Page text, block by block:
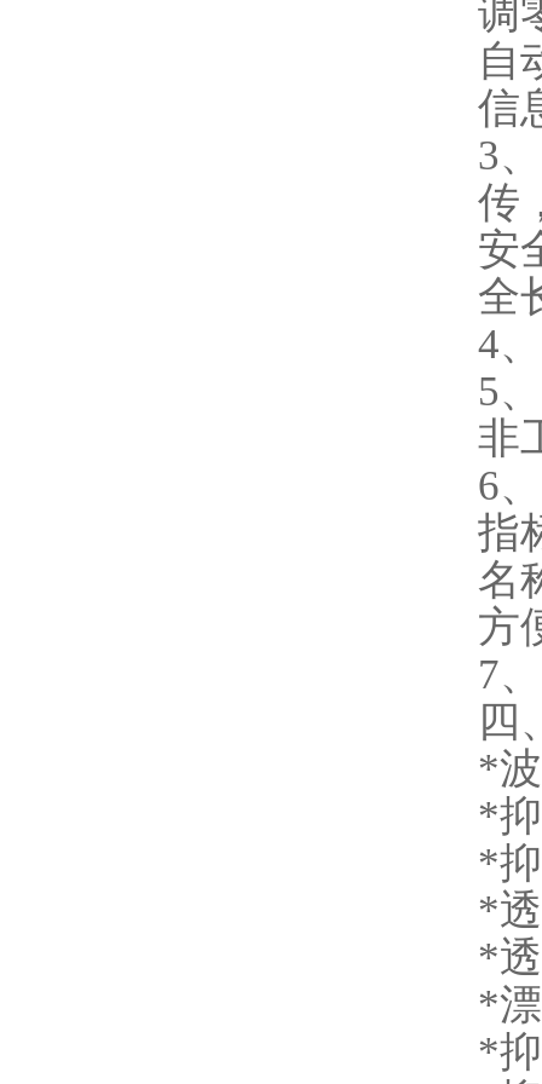
调
自
信
3
传
安
全
4
5
非
6
指
名
方
7
四
*
*
*
*
*
*
*